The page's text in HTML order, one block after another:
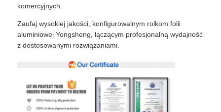
komercyjnych.
Zaufaj wysokiej jakości, konfigurowalnym rolkom folii
aluminiowej Yongsheng, łączącym profesjonalną wydajność
z dostosowanymi rozwiązaniami.